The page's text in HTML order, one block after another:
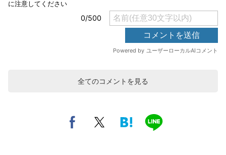
全てのコメントを見る